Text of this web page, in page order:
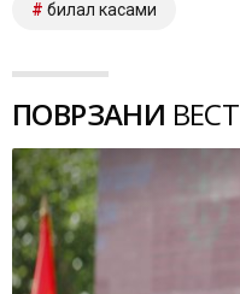
билал касами
ПОВРЗАНИ